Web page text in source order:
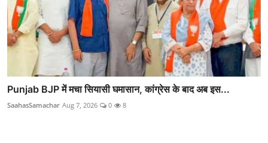
Punjab BJP में मचा सियासी घमासान, कांग्रेस के बाद अब इस...
SaahasSamachar Aug 7, 2026 0 8